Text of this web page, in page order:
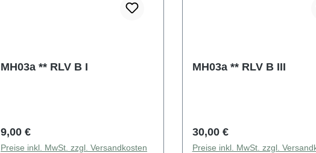
MH03a ** RLV B I
Regulärer Preis:
9,00 €
Preise inkl. MwSt. zzgl. Versandkosten
MH03a ** RLV B III
Regulärer Preis:
30,00 €
Preise inkl. MwSt. zzgl.